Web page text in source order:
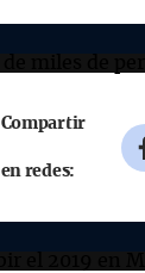
Compartir
en redes: